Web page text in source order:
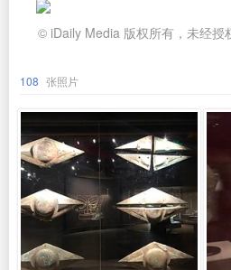
© iDaily Media 版权所有，未经授
108 张照片